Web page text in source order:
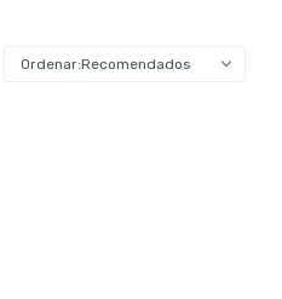
Recomendados